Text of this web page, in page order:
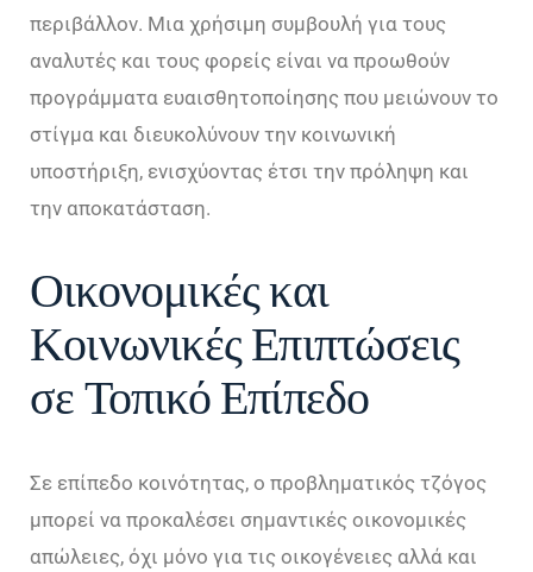
περιβάλλον. Μια χρήσιμη συμβουλή για τους
αναλυτές και τους φορείς είναι να προωθούν
προγράμματα ευαισθητοποίησης που μειώνουν το
στίγμα και διευκολύνουν την κοινωνική
υποστήριξη, ενισχύοντας έτσι την πρόληψη και
την αποκατάσταση.
Οικονομικές και
Κοινωνικές Επιπτώσεις
σε Τοπικό Επίπεδο
Σε επίπεδο κοινότητας, ο προβληματικός τζόγος
μπορεί να προκαλέσει σημαντικές οικονομικές
απώλειες, όχι μόνο για τις οικογένειες αλλά και